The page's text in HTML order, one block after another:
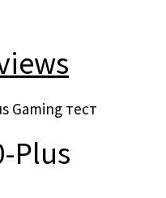
Gaming тест
Plus